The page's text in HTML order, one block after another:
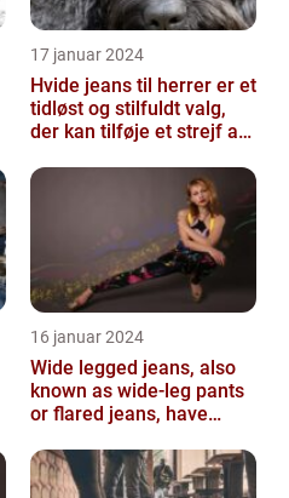
17 januar 2024
Hvide jeans til herrer er et
tidløst og stilfuldt valg,
der kan tilføje et strejf af
16 januar 2024
Wide legged jeans, also
known as wide-leg pants
or flared jeans, have
people...